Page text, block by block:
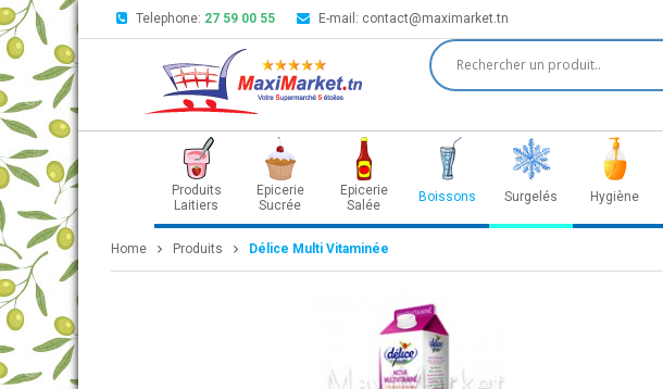
Telephone: 27 59 00 55 E-mail: contact@maximarket.tn
Produits
Laitiers
Epicerie
Sucrée
Epicerie
Salée
Boissons Surgelés Hygiène
Home Produits Délice Multi Vitaminée